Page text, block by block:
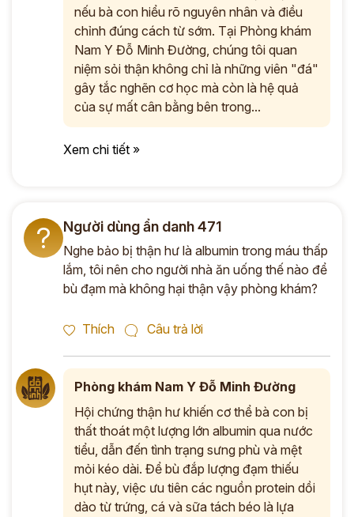
nếu bà con hiểu rõ nguyên nhân và điều
chỉnh đúng cách từ sớm. Tại Phòng khám
Nam Y Đỗ Minh Đường, chúng tôi quan
niệm sỏi thận không chỉ là những viên "đá"
gây tắc nghẽn cơ học mà còn là hệ quả
của sự mất cân bằng bên trong...
Xem chi tiết »
? Người dùng ẩn danh 471
Nghe bảo bị thận hư là albumin trong máu thấp
lắm, tôi nên cho người nhà ăn uống thế nào để
bù đạm mà không hại thận vậy phòng khám?
Thích Câu trả lời
Phòng khám Nam Y Đỗ Minh Đường
Hội chứng thận hư khiến cơ thể bà con bị
thất thoát một lượng lớn albumin qua nước
tiểu, dẫn đến tình trạng sưng phù và mệt
mỏi kéo dài. Để bù đắp lượng đạm thiếu
hụt này, việc ưu tiên các nguồn protein dồi
dào từ trứng, cá và sữa tách béo là lựa